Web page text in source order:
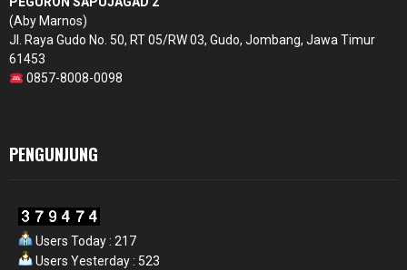
(Aby Marnos)
Jl. Raya Gudo No. 50, RT 05/RW 03, Gudo, Jombang, Jawa Timur
61453
0857-8008-0098
PENGUNJUNG
Users Today : 217
Users Yesterday : 523